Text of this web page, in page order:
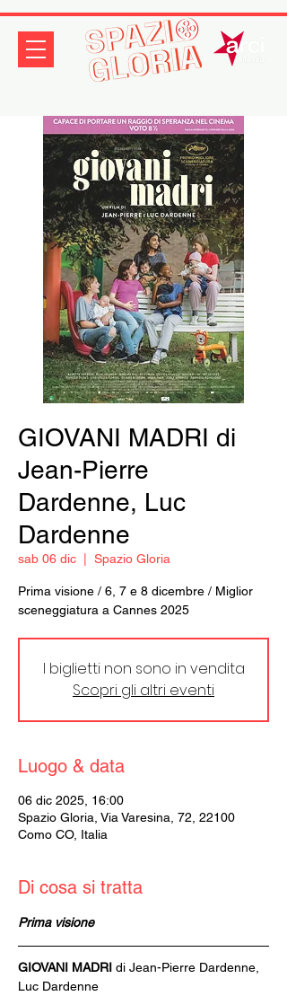
GIOVANI MADRI di
Jean-Pierre
Dardenne, Luc
Dardenne
sab 06 dic Spazio Gloria
Prima visione / 6, 7 e 8 dicembre / Miglior
sceneggiatura a Cannes 2025
I biglietti non sono in vendita
Scopri gli altri eventi
Luogo & data
06 dic 2025, 16:00
Spazio Gloria, Via Varesina, 72, 22100
Como CO, Italia
Di cosa si tratta
Prima visione
GIOVANI MADRI di Jean-Pierre Dardenne,
Luc Dardenne